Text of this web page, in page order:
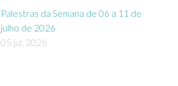
Palestras da Semana de 06 a 11 de
julho de 2026
05 jul, 2026